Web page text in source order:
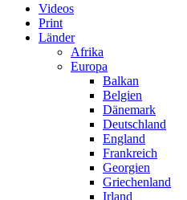
Videos
Print
Länder
Afrika
Europa
Balkan
Belgien
Dänemark
Deutschland
England
Frankreich
Georgien
Griechenland
Irland